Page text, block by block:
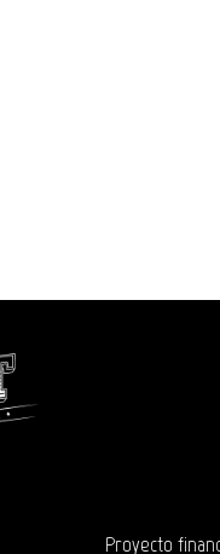
Proyecto